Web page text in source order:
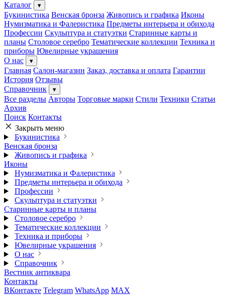
Каталог
▾
Букинистика Венская бронза Живопись и графика Иконы
Нумизматика и Фалеристика Предметы интерьера и обихода
Профессии Скульптура и статуэтки Старинные карты и
планы Столовое серебро Тематические коллекции Техника и
приборы Ювелирные украшения
О нас
▾
Главная Салон-магазин Заказ, доставка и оплата Гарантии
История Отзывы
Справочник
▾
Все разделы Авторы Торговые марки Стили Техники Статьи
Архив
Поиск Контакты
Закрыть меню
Букинистика
Венская бронза
Живопись и графика
Иконы
Нумизматика и Фалеристика
Предметы интерьера и обихода
Профессии
Скульптура и статуэтки
Старинные карты и планы
Столовое серебро
Тематические коллекции
Техника и приборы
Ювелирные украшения
О нас
Справочник
Вестник антиквара
Контакты
ВКонтакте Telegram WhatsApp MAX